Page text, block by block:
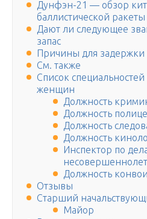
Дунфэн-21 — обзор
баллистической ракеты
Дают ли следующее
запас
Причины для задержки
См. также
Список
женщин
Должность
Должность
Должность
Должность
Инспектор по
Должность
Отзывы
Старший
Майор